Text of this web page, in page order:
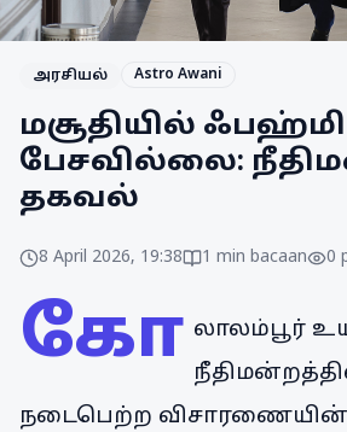
அரசியல் Astro Awani
மசூதியில்
பேசவில்லை:
தகவல்
8 April 2026, 19:38 1 min bacaan 0
கோ லாலம்பூர்
நடைபெற்ற